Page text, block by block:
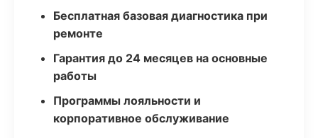
Бесплатная базовая диагностика при
ремонте
Гарантия до 24 месяцев на основные
работы
Программы лояльности и
корпоративное обслуживание